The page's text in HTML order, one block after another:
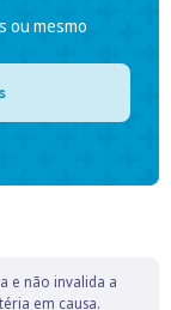
ou mesmo
e não invalida a
em causa.